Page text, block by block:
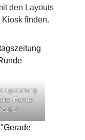
den Layouts
finden.
„Runde